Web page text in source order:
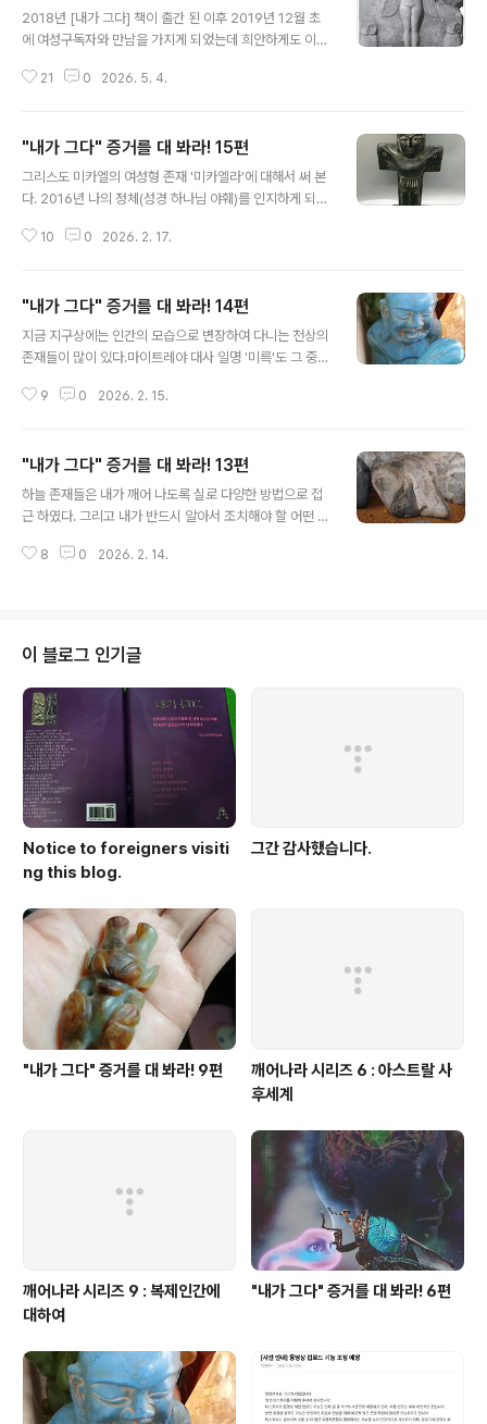
2018년 [내가 그다] 책이 출간 된 이후 2019년 12월 초
에 여성구독자와 만남을 가지게 되었는데 희안하게도 이
까?"에 빠져서 거기에서 13년동안 수행자 길을 걸었다. 대
강했고 선택에 후회가 없었지만 시간이 갈수록 이상한 사
이비 종교 같다는 생각이 들어 결국 도망 쳐서 아무도 찾을
수 없는 먼 지역으로 피신하게 되었다 한다. 글에서는 그녀
수원역에서 만나기로 하고 마중을 나갔는데 수원역사와 연
21 0 2026. 5. 4.
"내가 그다" 증거를 대 봐라! 15편
그리스도 미카엘의 여성형 존재 '미카엘라'에 대해서 써 본
다. 2016년 나의 정체(성경 하나님 야훼)를 인지하게 되었
도대체 누굴 어떻게 찾아야 하는지가 의문이었다. 여름 어
가 거의 다 되었다. 늦었다 싶어 허겁지겁 산에서 내려오니
아내가 초조하게 집 앞에서 기다리고 있었다. 핸드폰을 가
져 가지 않아서 연락할 방법이 없었으니 걱정이 무척 컸던
날은 꼭 마누라 하고 같이 있어야 하겠네!" 했더니 갑자기
10 0 2026. 2. 17.
"내가 그다" 증거를 대 봐라! 14편
지금 지구상에는 인간의 모습으로 변장하여 다니는 천상의
존재들이 많이 있다.마이트레야 대사 일명 '미륵'도 그 중
꿀벌을 키우던 양봉업자가 있었는데 추측하건대 이 분은
누군지를 생각하면 자꾸 미륵이 떠오른다고 말한 바 있다.
한 날은 그 사람과 얘기를 나누는 어떤 60대 후반 할머니
를 같이 만났 적이 있는데 그 할머니가 떠나고 나서 양봉업
간 보러 오신 진짜인데 행동거지 조심하시라!" 즉 그 할머
9 0 2026. 2. 15.
"내가 그다" 증거를 대 봐라! 13편
하늘 존재들은 내가 깨어 나도록 실로 다양한 방법으로 접
근 하였다. 그리고 내가 반드시 알아서 조치해야 할 어떤 상
0년~2021년 수석을 수집하러 6차례 정도 다녔는데 하늘
각하는 능력을 가졌으며 생명을 가졌다. 이러한 돌은 함부
로 다뤄서는 안된다. 이러한 수석의 개념도 돌을 수집하는
사람들에 의해 뜻이 왜곡되고 변질되었다. 그저 문양 좀 이
쁘고 기괴한 형태 갖추면 수석이라고 부르면서 수집하는
것이다.하늘은 돌을 통해 상황이나 의도를 전달 하였다. 밑
에 있는 작은 돌 3개는 모..
8 0 2026. 2. 14.
이 블로그 인기글
Notice to foreigners visiti
ng this blog.
그간 감사했습니다.
"내가 그다" 증거를 대 봐라! 9편
깨어나라 시리즈 6 : 아스트랄 사
후세계
깨어나라 시리즈 9 : 복제인간에
대하여
"내가 그다" 증거를 대 봐라! 6편